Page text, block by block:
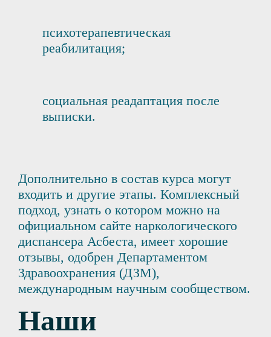
психотерапевтическая
реабилитация;
социальная реадаптация после
выписки.
Дополнительно в состав курса могут
входить и другие этапы. Комплексный
подход, узнать о котором можно на
официальном сайте наркологического
диспансера Асбеста, имеет хорошие
отзывы, одобрен Департаментом
Здравоохранения (ДЗМ),
международным научным сообществом.
Наши